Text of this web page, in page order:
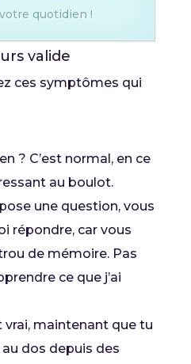
quotidien !
valide
ces symptômes qui
? C’est normal, en ce
au boulot.
une question, vous
répondre, car vous
de mémoire. Pas
ce que j’ai
vrai, maintenant que tu
au dos depuis des